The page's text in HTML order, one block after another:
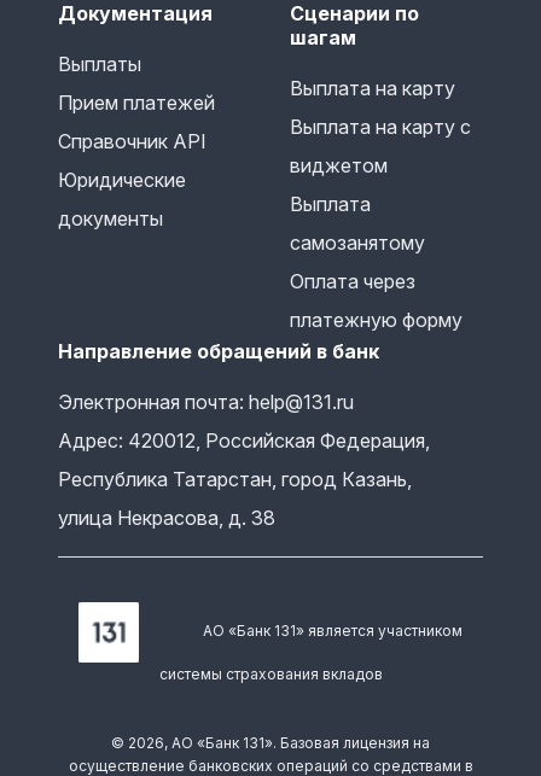
Документация
Выплаты
Прием платежей
Справочник API
Юридические
документы
Сценарии по
шагам
Выплата на карту
Выплата на карту с
виджетом
Выплата
самозанятому
Оплата через
платежную форму
Направление обращений в банк
Электронная почта: help@131.ru
Адрес: 420012, Российская Федерация,
Республика Татарстан, город Казань,
улица Некрасова, д. 38
АО «Банк 131» является участником
системы страхования вкладов
© 2026, АО «Банк 131». Базовая лицензия на
осуществление банковских операций со средствами в